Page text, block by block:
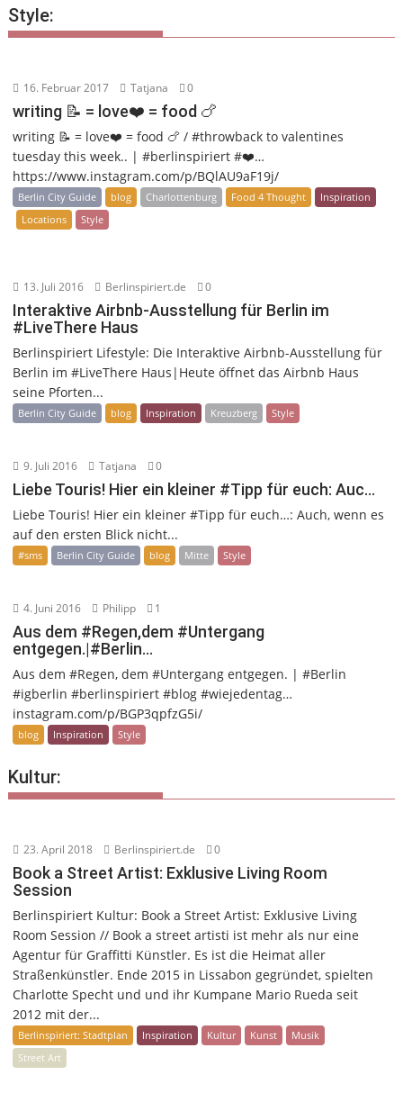
Style:
16. Februar 2017 Tatjana 0
writing 📝 = love❤️ = food 🍗
writing 📝 = love❤️ = food 🍗 / #throwback to valentines
tuesday this week.. | #berlinspiriert #❤️…
https://www.instagram.com/p/BQlAU9aF19j/
Berlin City Guide blog Charlottenburg Food 4 Thought
Inspiration
Locations
Style
13. Juli 2016 Berlinspiriert.de 0
Interaktive Airbnb-Ausstellung für Berlin im
#LiveThere Haus
Berlinspiriert Lifestyle: Die Interaktive Airbnb-Ausstellung für
Berlin im #LiveThere Haus|Heute öffnet das Airbnb Haus
seine Pforten...
Berlin City Guide blog Inspiration Kreuzberg Style
9. Juli 2016 Tatjana 0
Liebe Touris! Hier ein kleiner #Tipp für euch: Auc…
Liebe Touris! Hier ein kleiner #Tipp für euch…: Auch, wenn es
auf den ersten Blick nicht...
#sms Berlin City Guide blog Mitte Style
4. Juni 2016 Philipp 1
Aus dem #Regen,dem #Untergang
entgegen.|#Berlin…
Aus dem #Regen, dem #Untergang entgegen. | #Berlin
#igberlin #berlinspiriert #blog #wiejedentag…
instagram.com/p/BGP3qpfzG5i/
blog Inspiration Style
Kultur:
23. April 2018 Berlinspiriert.de 0
Book a Street Artist: Exklusive Living Room
Session
Berlinspiriert Kultur: Book a Street Artist: Exklusive Living
Room Session // Book a street artisti ist mehr als nur eine
Agentur für Graffitti Künstler. Es ist die Heimat aller
Straßenkünstler. Ende 2015 in Lissabon gegründet, spielten
Charlotte Specht und und ihr Kumpane Mario Rueda seit
2012 mit der...
Berlinspiriert: Stadtplan Inspiration Kultur Kunst
Musik
Street Art